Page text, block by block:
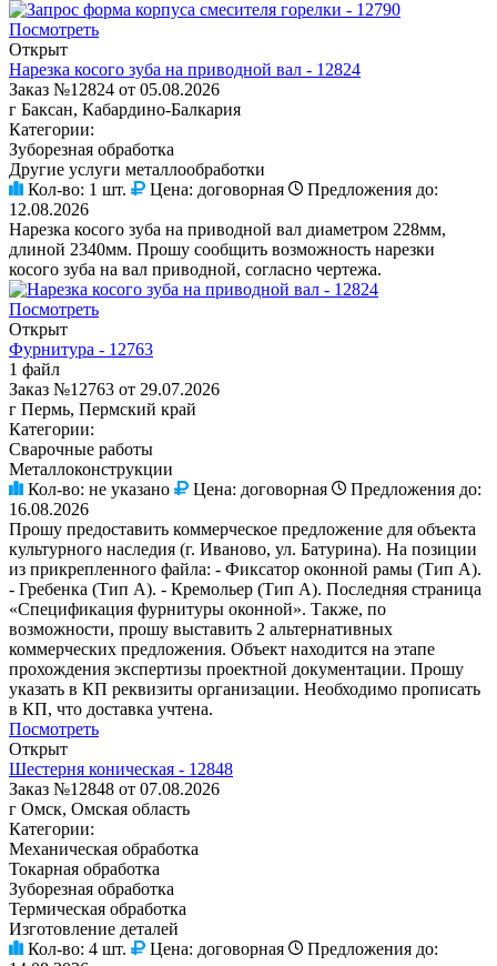
Посмотреть
Открыт
Нарезка косого зуба на приводной вал - 12824
Заказ №12824 от 05.08.2026
г Баксан, Кабардино-Балкария
Категории:
Зуборезная обработка
Другие услуги металлообработки
Кол-во: 1 шт. Цена: договорная
Предложения до:
12.08.2026
Нарезка косого зуба на приводной вал диаметром 228мм,
длиной 2340мм. Прошу сообщить возможность нарезки
косого зуба на вал приводной, согласно чертежа.
Посмотреть
Открыт
Фурнитура - 12763
1 файл
Заказ №12763 от 29.07.2026
г Пермь, Пермский край
Категории:
Сварочные работы
Металлоконструкции
Кол-во: не указано Цена: договорная
Предложения до:
16.08.2026
Прошу предоставить коммерческое предложение для объекта
культурного наследия (г. Иваново, ул. Батурина). На позиции
из прикрепленного файла: - Фиксатор оконной рамы (Тип А).
- Гребенка (Тип А). - Кремольер (Тип А). Последняя страница
«Спецификация фурнитуры оконной». Также, по
возможности, прошу выставить 2 альтернативных
коммерческих предложения. Объект находится на этапе
прохождения экспертизы проектной документации. Прошу
указать в КП реквизиты организации. Необходимо прописать
в КП, что доставка учтена.
Посмотреть
Открыт
Шестерня коническая - 12848
Заказ №12848 от 07.08.2026
г Омск, Омская область
Категории:
Механическая обработка
Токарная обработка
Зуборезная обработка
Термическая обработка
Изготовление деталей
Кол-во: 4 шт. Цена: договорная
Предложения до: